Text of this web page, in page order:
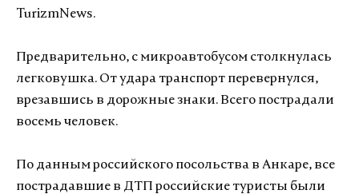
TurizmNews.
Предварительно, с микроавтобусом столкнулась
легковушка. От удара транспорт перевернулся,
врезавшись в дорожные знаки. Всего пострадали
восемь человек.
По данным российского посольства в Анкаре, все
пострадавшие в ДТП российские туристы были